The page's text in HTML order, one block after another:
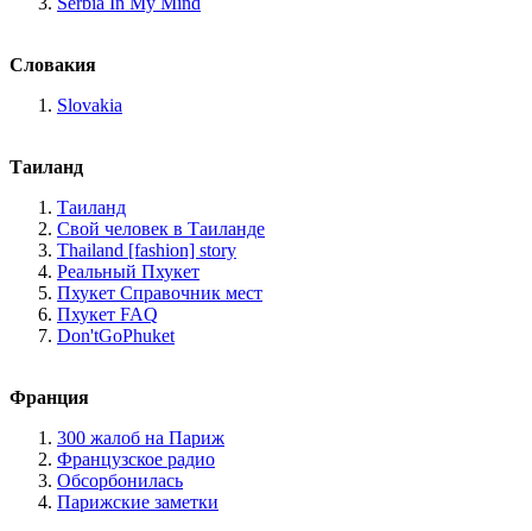
Словакия
Slovakia
Таиланд
Таиланд
Свой человек в Таиланде
Thailand [fashion] story
Реальный Пхукет
Пхукет Справочник мест
Пхукет FAQ
Don'tGoPhuket
Франция
300 жалоб на Париж
Французское радио
Обсорбонилась
Парижские заметки